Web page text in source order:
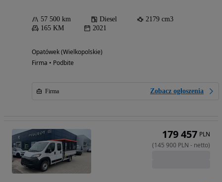
57 500 km Diesel
2179 cm3
165 KM
2021
Opatówek (Wielkopolskie)
Firma • Podbite
Firma Zobacz ogłoszenia
179 457 PLN
(145 900 PLN - netto)